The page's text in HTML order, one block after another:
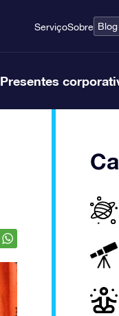
ServiçoSobre Blog
Presentes